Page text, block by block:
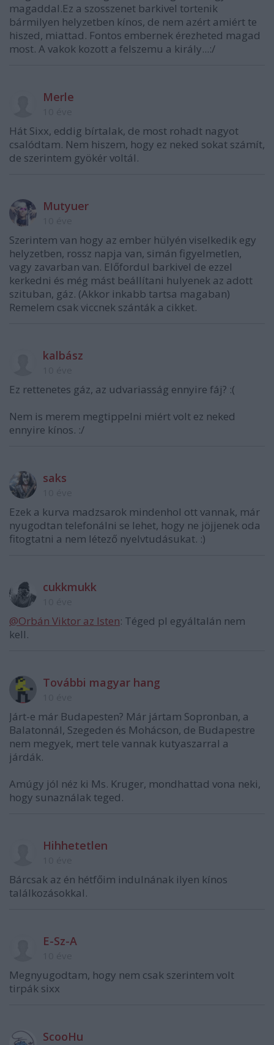
magaddal.Ez a szosszenet barkivel tortenik
bármilyen helyzetben kínos, de nem azért amiért te
hiszed, miattad. Fontos embernek érezheted magad
most. A vakok kozott a felszemu a király...:/
Merle
Hát Sixx, eddig bírtalak, de most rohadt nagyot
csalódtam. Nem hiszem, hogy ez neked sokat számít,
de szerintem gyökér voltál.
Mutyuer
Szerintem van hogy az ember hülyén viselkedik egy
helyzetben, rossz napja van, simán figyelmetlen,
vagy zavarban van. Előfordul barkivel de ezzel
kerkedni és még mást beállítani hulyenek az adott
szituban, gáz. (Akkor inkabb tartsa magaban)
Remelem csak viccnek szánták a cikket.
kalbász
Ez rettenetes gáz, az udvariasság ennyire fáj? :(
Nem is merem megtippelni miért volt ez neked
ennyire kínos. :/
saks
Ezek a kurva madzsarok mindenhol ott vannak, már
nyugodtan telefonálni se lehet, hogy ne jöjjenek oda
fitogtatni a nem létező nyelvtudásukat. :)
cukkmukk
@Orbán Viktor az Isten: Téged pl egyáltalán nem
kell.
További magyar hang
Járt-e már Budapesten? Már jártam Sopronban, a
Balatonnál, Szegeden és Mohácson, de Budapestre
nem megyek, mert tele vannak kutyaszarral a
járdák.
Amúgy jól néz ki Ms. Kruger, mondhattad vona neki,
hogy sunaználak teged.
Hihhetetlen
Bárcsak az én hétfőim indulnának ilyen kínos
találkozásokkal.
E-Sz-A
Megnyugodtam, hogy nem csak szerintem volt
tirpák sixx
ScooHu